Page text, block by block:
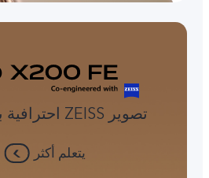
تصوير ZEISS احترافية بتصميم ذكي
يتعلم أكثر